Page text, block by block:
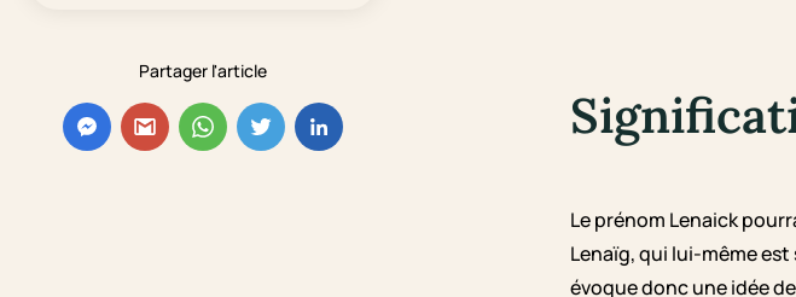
Partager l'article
Le prénom Lenaick
Lenaïg, qui lui-même
évoque donc une idée